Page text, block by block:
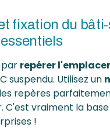
fixation du
repérer
suspendu. Utilisez un
repères
C'est vraiment la
!